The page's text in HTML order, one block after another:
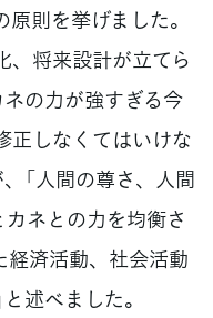
則を挙げました。
、将来設計が立てら
の力が強すぎる今
正しなくてはいけな
「人間の尊さ、人間
ネとの力を均衡さ
経済活動、社会活動
述べました。